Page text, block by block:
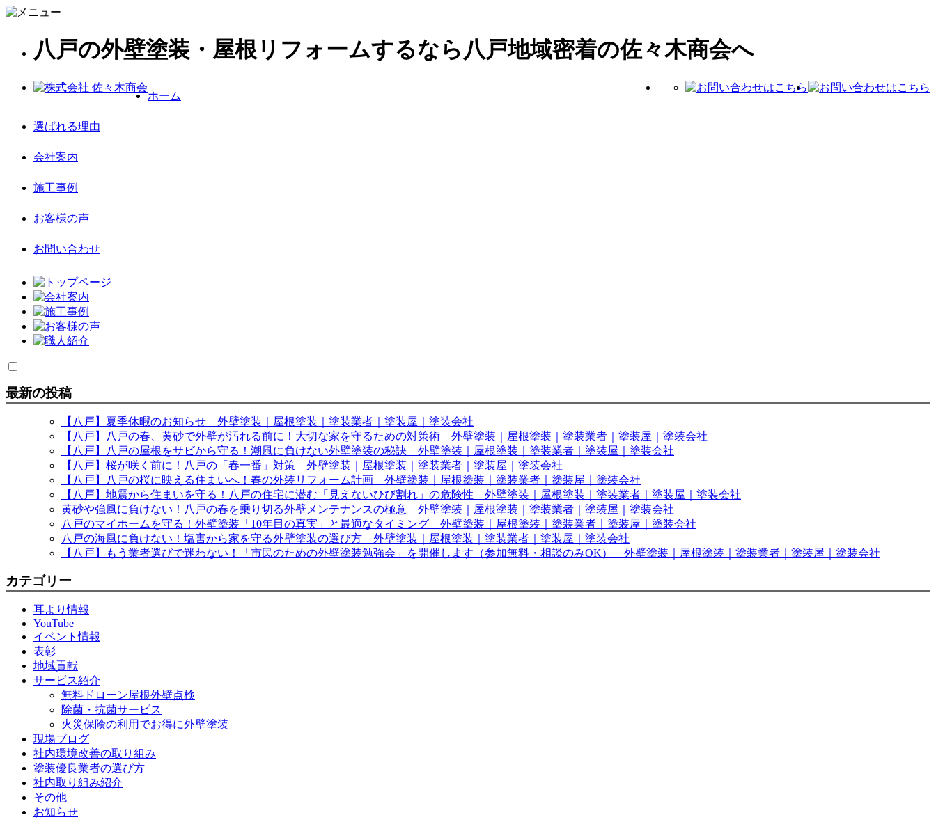
八戸の外壁塗装・屋根リフォームするなら八戸地域密着の佐々木商会へ
ホーム
選ばれる理由
会社案内
施工事例
お客様の声
お問い合わせ
最新の投稿
【八戸】夏季休暇のお知らせ 外壁塗装｜屋根塗装｜塗装業者｜塗装屋｜塗装会社
【八戸】八戸の春、黄砂で外壁が汚れる前に！大切な家を守るための対策術 外壁塗装｜屋根塗装｜塗装業者｜塗装屋｜塗装会社
【八戸】八戸の屋根をサビから守る！潮風に負けない外壁塗装の秘訣 外壁塗装｜屋根塗装｜塗装業者｜塗装屋｜塗装会社
【八戸】桜が咲く前に！八戸の「春一番」対策 外壁塗装｜屋根塗装｜塗装業者｜塗装屋｜塗装会社
【八戸】八戸の桜に映える住まいへ！春の外装リフォーム計画 外壁塗装｜屋根塗装｜塗装業者｜塗装屋｜塗装会社
【八戸】地震から住まいを守る！八戸の住宅に潜む「見えないひび割れ」の危険性 外壁塗装｜屋根塗装｜塗装業者｜塗装屋｜塗装会社
黄砂や強風に負けない！八戸の春を乗り切る外壁メンテナンスの極意 外壁塗装｜屋根塗装｜塗装業者｜塗装屋｜塗装会社
八戸のマイホームを守る！外壁塗装「10年目の真実」と最適なタイミング 外壁塗装｜屋根塗装｜塗装業者｜塗装屋｜塗装会社
八戸の海風に負けない！塩害から家を守る外壁塗装の選び方 外壁塗装｜屋根塗装｜塗装業者｜塗装屋｜塗装会社
【八戸】もう業者選びで迷わない！「市民のための外壁塗装勉強会」を開催します（参加無料・相談のみOK） 外壁塗装｜屋根塗装｜塗装業者｜塗装屋｜塗装会社
カテゴリー
耳より情報
YouTube
イベント情報
表彰
地域貢献
サービス紹介
無料ドローン屋根外壁点検
除菌・抗菌サービス
火災保険の利用でお得に外壁塗装
現場ブログ
社内環境改善の取り組み
塗装優良業者の選び方
社内取り組み紹介
その他
お知らせ